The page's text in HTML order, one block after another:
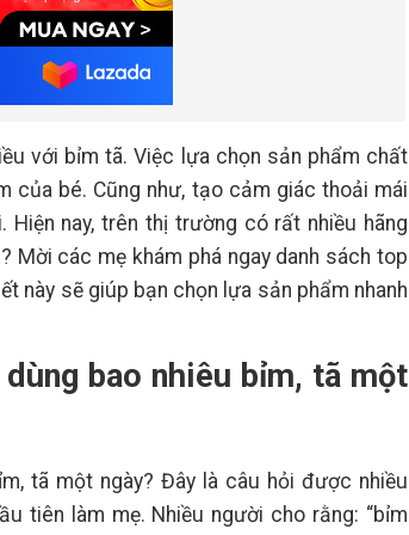
tràm trà Huggies Skincare
3.4. Bỉm quần Pampers giữ dáng
cho bé
3.7.
Tã dán dành cho trẻ sơ sinh
Bobby
3.8.
Tã quần cho trẻ sơ sinh Merries
Bỉm quần cho bé mặc ban đêm
Momo Rabbit
3.11. Bỉm cho bé Goo.n Friend
hiệu quả, tránh bị hăm
với bỉm tã. Việc lựa chọn sản phẩm chất
của bé. Cũng như, tạo cảm giác thoải mái
nay, trên thị trường có rất nhiều hãng
Mời các mẹ khám phá ngay danh sách top
này sẽ giúp bạn chọn lựa sản phẩm nhanh
bao nhiêu bỉm, tã một
tã một ngày? Đây là câu hỏi được nhiều
tiên làm mẹ. Nhiều người cho rằng: “bỉm